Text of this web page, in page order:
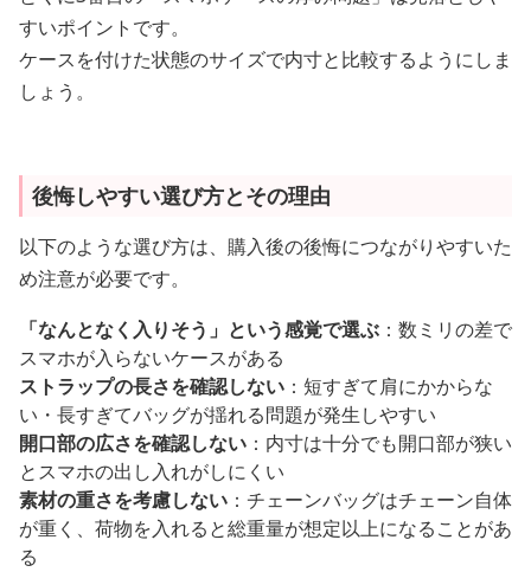
すいポイントです。
ケースを付けた状態のサイズで内寸と比較するようにしま
しょう。
後悔しやすい選び方とその理由
以下のような選び方は、購入後の後悔につながりやすいた
め注意が必要です。
「なんとなく入りそう」という感覚で選ぶ ：数ミリの差で
スマホが入らないケースがある
ストラップの長さを確認しない ：短すぎて肩にかからな
い・長すぎてバッグが揺れる問題が発生しやすい
開口部の広さを確認しない ：内寸は十分でも開口部が狭い
とスマホの出し入れがしにくい
素材の重さを考慮しない ：チェーンバッグはチェーン自体
が重く、荷物を入れると総重量が想定以上になることがあ
る